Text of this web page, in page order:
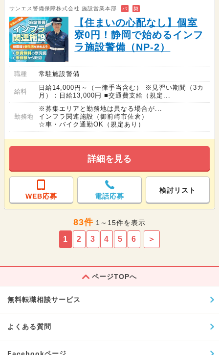
サンエス警備保障株式会社 施設営業本部 バ 契
【住まいの心配なし】個室
寮0円！静岡で始めるインフ
ラ施設警備（NP-2）
職種 常駐施設警備
給料
日給14,000円～（一律手当含む） ※見習い期間（3カ
月）：日給13,000円 ■交通費支給（規定...
勤務地
※募集エリアと勤務地は異なる場合が...
インフラ関連施設（御前崎市佐倉）
☆車・バイク通勤OK（規定あり）
詳細を見る
WEB応募 電話応募
検討リスト
83件 1～15件を表示
1 2 3 4 5 6 ＞
ページTOPへ
無料転職相談サービス
よくある質問
Facebookページ